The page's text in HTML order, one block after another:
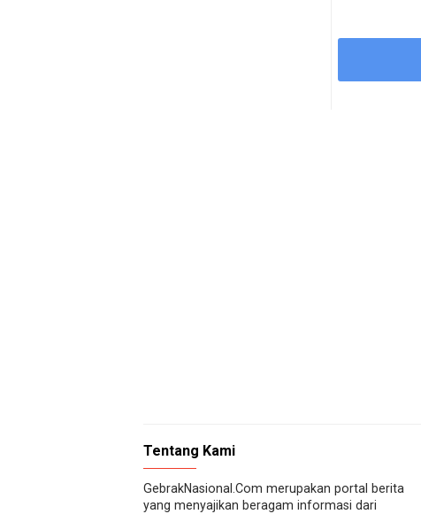
Tentang Kami
GebrakNasional.Com merupakan portal berita
yang menyajikan beragam informasi dari